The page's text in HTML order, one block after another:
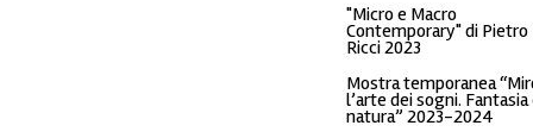
"Micro e Macro
Contemporary" di Pietro
Ricci 2023
Mostra temporanea
l’arte dei sogni. Fantasia
natura” 2023-2024